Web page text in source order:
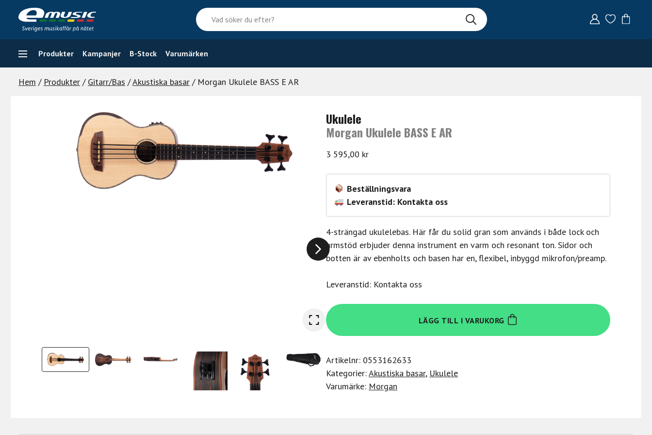
content
Vad
söker
du
efter?
Produkter Kampanjer B-Stock Varumärken
Hem / Produkter / Gitarr/Bas /Akustiska basar / Morgan Ukulele BASS E AR
Ukulele
Morgan Ukulele BASS E AR
3 595,00 kr
Beställningsvara
Leveranstid: Kontakta oss
4-strängad ukulelebas. Här får du solid gran som används i både lock och
armstöd erbjuder denna instrument en varm och resonant ton. Sidor och
botten är av ebenholts och basen har en, flexibel, inbyggd mikrofon/preamp.
Leveranstid: Kontakta oss
Morgan
Ukulele
BASS
AR
mängd
LÄGG TILL I VARUKORG
Artikelnr: 0553162633
Kategorier:Akustiska basar, Ukulele
Varumärke: Morgan